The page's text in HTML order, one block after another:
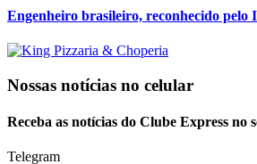
Engenheiro brasileiro, reconhecido pelo
Nossas notícias no celular
Receba as notícias do Clube Express no
Telegram